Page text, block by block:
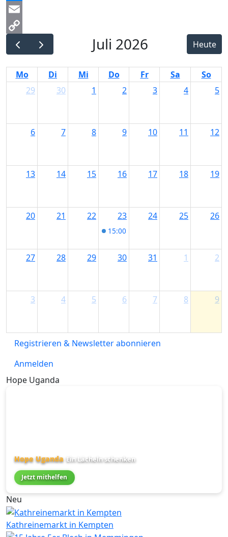
Messenger
Email
Copy
Link
Juli 2026 Heute
Mo Di Mi Do Fr Sa
So
29
30 1 2 3 4 5
6 7 8 9 10 11 12
13 14 15 16 17 18 19
20 21 22 23
15:00
24 25 26
27 28 29 30 31 1 2
3 4 5 6 7 8 9
Registrieren & Newsletter abonnieren
Anmelden
Hope Uganda
Hope Uganda Ein Lächeln schenken
Jetzt mithelfen
Neu
Kathreinemarkt in Kempten